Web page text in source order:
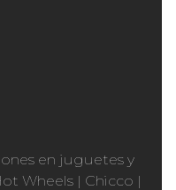
en juguetes y
Wheels | Chicco |